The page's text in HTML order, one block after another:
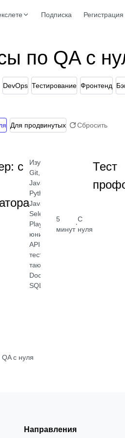
Подписка Регистрация
по QA с
DevOps Тестирование Фронтенд
Для продвинутых Сбросить
с
Изучите
Git,
JavaScript,
Python,
Java,
Selenium,
Playwright,
юнит-,
API- и UI-
тесты, а
также
Docker и
SQL
5
минут
·
С
нуля
Тест
с нуля
Направления